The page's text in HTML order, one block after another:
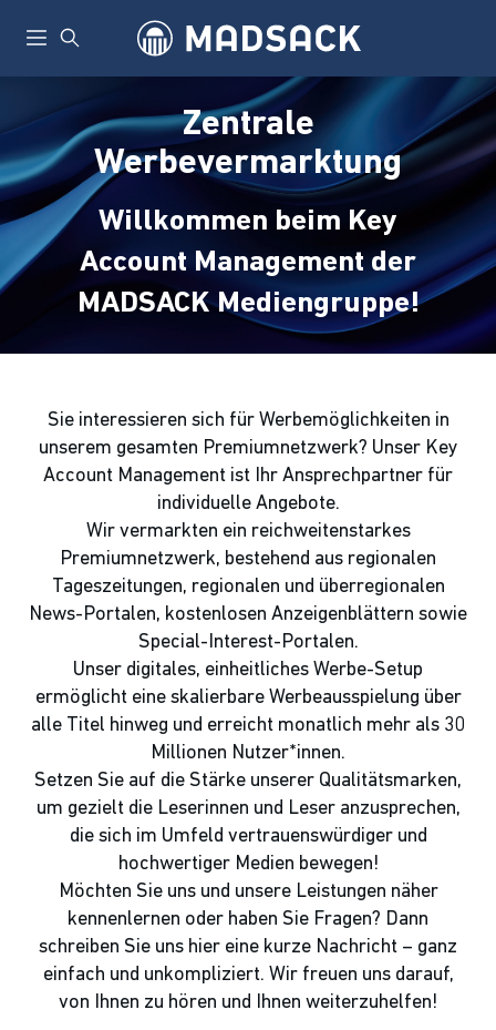
Zentrale
Werbevermarktung
Willkommen beim Key
Account Management der
MADSACK Mediengruppe!
Sie interessieren sich für Werbemöglichkeiten in
unserem gesamten Premiumnetzwerk? Unser Key
Account Management ist Ihr Ansprechpartner für
individuelle Angebote.
Wir vermarkten ein reichweitenstarkes
Premiumnetzwerk, bestehend aus regionalen
Tageszeitungen, regionalen und überregionalen
News-Portalen, kostenlosen Anzeigenblättern sowie
Special-Interest-Portalen.
Unser digitales, einheitliches Werbe-Setup
ermöglicht eine skalierbare Werbeausspielung über
alle Titel hinweg und erreicht monatlich mehr als 30
Millionen Nutzer*innen.
Setzen Sie auf die Stärke unserer Qualitätsmarken,
um gezielt die Leserinnen und Leser anzusprechen,
die sich im Umfeld vertrauenswürdiger und
hochwertiger Medien bewegen!
Möchten Sie uns und unsere Leistungen näher
kennenlernen oder haben Sie Fragen? Dann
schreiben Sie uns hier eine kurze Nachricht – ganz
einfach und unkompliziert. Wir freuen uns darauf,
von Ihnen zu hören und Ihnen weiterzuhelfen!